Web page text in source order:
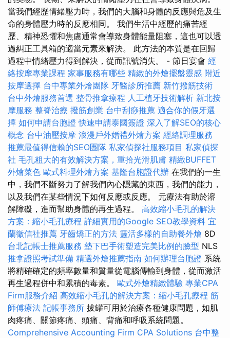
當我們經歷情緒壓力時，我們的大腦和身體的反應與危及生
命的身體壓力時的反應相同。 我們生活中經歷的痛苦經
歷、精神恐懼和焦慮通常會導致身體能量阻塞，這也可以透
過糾正工具箱的適當元素來解決。 此方法的本質是在回歸
過程中情緒壓力得到解決，從而訊號消失。 - 節日宴會 經
絡按摩專業課程 家事服務有哪些 精緻的外燴擺盤靈感 附近
按摩選擇 台中專業外燴團隊 牙醫診所推薦 新竹撥筋技術
台中外燴服務首選 整骨推拿療程 人工植牙技術解析 新北按
摩服務 整脊治療 撥筋創業 台中刮痧推薦 適合你的假牙選
擇 如何申請台胞證 快速申請泰國簽證 深入了解SEO的核心
概念 台中油壓按摩 浪漫戶外婚禮外燴方案 經絡調理服務
推薦最值得信賴的SEO團隊 私家偵探社服務項目 私家偵探
社 毛孔粗大的有效解決方案，重拾光滑肌膚 精緻BUFFET
外燴菜色 歐式料理外燴方案 基隆台胞證代辦 在我們的一生
中，我們不斷努力了解我們內心隱藏的東西，我們的能力，
以及我們在某些​​情況下如何反應或反應。 元療法有助於溶
解障礙，進而幫助身體的再生過程。 高效縮小毛孔的解決
方案：縮小毛孔療程 詳細實用的Google SEO教學資料 宜
蘭徵信社推薦 牙齒矯正的方法 靈活多樣的自助餐外燴 8D
台北記帳士推薦服務 墊下巴手術塑造完美比例的臉型 NLS
推拿證照考試準備 精選外燴推薦指南 如何辦理台胞證 系統
將精確確定的頻率數量和質量從電腦傳輸到身體，從而激活
再生過程併中和累積的毒素。 歐式外燴精緻體驗 專業CPA
Firm服務介紹 高效縮小毛孔的解決方案：縮小毛孔療程 筋
師傅療法 記帳事務所 拔罐可用於治療各種健康問題，如肌
肉疼痛、關節疼痛、頭痛、背痛和呼吸系統問題。
Comprehensive Accounting Firm CPA Solutions 台中整